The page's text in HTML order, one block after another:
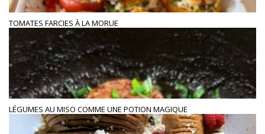
TOMATES FARCIES À LA MORUE
LÉGUMES AU MISO COMME UNE POTION MAGIQUE